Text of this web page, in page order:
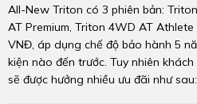
All-New Triton có 3 phiên bản:
AT Premium, Triton 4WD AT
VNĐ, áp dụng chế độ bảo hành 5
kiện nào đến trước. Tuy nhiên
sẽ được hưởng nhiều ưu đãi như sau: